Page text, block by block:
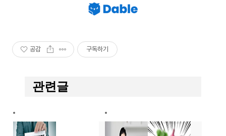
공감 구독하기
관련글